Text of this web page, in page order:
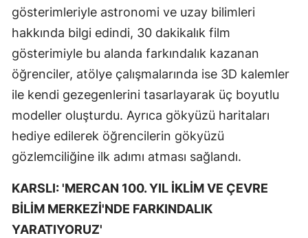
gösterimleriyle astronomi ve uzay bilimleri
hakkında bilgi edindi, 30 dakikalık film
gösterimiyle bu alanda farkındalık kazanan
öğrenciler, atölye çalışmalarında ise 3D kalemler
ile kendi gezegenlerini tasarlayarak üç boyutlu
modeller oluşturdu. Ayrıca gökyüzü haritaları
hediye edilerek öğrencilerin gökyüzü
gözlemciliğine ilk adımı atması sağlandı.
KARSLI: 'MERCAN 100. YIL İKLİM VE ÇEVRE
BİLİM MERKEZİ'NDE FARKINDALIK
YARATIYORUZ'